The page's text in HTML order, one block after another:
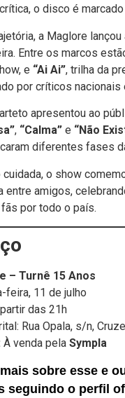
o disco é
a Maglore
Entre os marcos
e “Ai Ai”, trilha da
por críticos nacionais
apresentou ao
, “Calma” e “Não
diferentes fases
cuidada, o show
entre amigos,
por todo o país.
– Turnê 15 Anos
feira, 11 de julho
das 21h
Rua Opala, s/n,
À venda pela Sympla
sobre esse e
seguindo o perfil